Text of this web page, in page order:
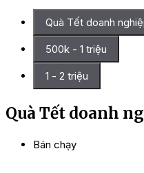
Quà Tết doanh
500k - 1 triệu
1 - 2 triệu
Quà Tết doanh
Bán chạy